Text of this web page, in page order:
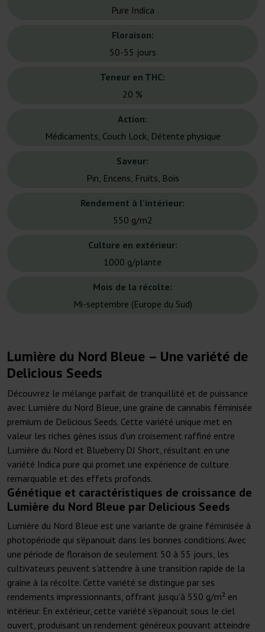
Pure Indica
Floraison:
50-55 jours
Teneur en THC:
20 %
Action:
Médicaments, Couch Lock, Détente physique
Saveur:
Pin, Encens, Fruits, Bois
Rendement à l'intérieur:
550 g/m2
Culture en extérieur:
1000 g/plante
Mois de la récolte:
Mi-septembre (Europe du Sud)
Lumière du Nord Bleue – Une variété de
Delicious Seeds
Découvrez le mélange parfait de tranquillité et de puissance
avec Lumière du Nord Bleue, une graine de cannabis féminisée
premium de Delicious Seeds. Cette variété unique met en
valeur les riches gènes issus d'un croisement raffiné entre
Lumière du Nord et Blueberry DJ Short, résultant en une
variété Indica pure qui promet une expérience de culture
remarquable et des effets profonds.
Génétique et caractéristiques de croissance de
Lumière du Nord Bleue par Delicious Seeds
Lumière du Nord Bleue est une variante de graine féminisée à
photopériode qui s'épanouit dans les bonnes conditions. Avec
une période de floraison de seulement 50 à 55 jours, les
cultivateurs peuvent s'attendre à une transition rapide de la
graine à la récolte. Cette variété se distingue par ses
rendements impressionnants, offrant jusqu'à 550 g/m² en
intérieur. En extérieur, cette variété s'épanouit sous le ciel
ouvert, produisant un rendement généreux pouvant atteindre